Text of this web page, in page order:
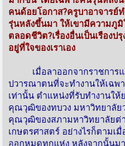
คนด้อยโอกาส?ครูบาอาจารย์
รุ่นหลังขึ้นมา ให้เขามีความภู
ตลอดชีวิต?เรื่องอื่นเป็นเรืองป
อยู่ที่ใจของเราเอง
เมื่อลาออกจากราชการแล้
ปวารณาตนที่จะทำงานให้เฉพ
เท่านั้น ตำแหน่งที่รับทำงานใ
คุณวุฒิของทบวง มหาวิทยาลัยว
คุณวุฒิของสภามหาวิทยาลัยต่
เกษตรศาสตร์ อย่างไรก็ตามเ
ออกหมดทุกแห่ง หลังจากนั้นม